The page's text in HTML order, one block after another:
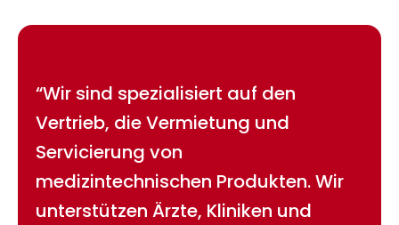
“Wir sind spezialisiert auf den
Vertrieb, die Vermietung und
Servicierung von
medizintechnischen Produkten. Wir
unterstützen Ärzte, Kliniken und